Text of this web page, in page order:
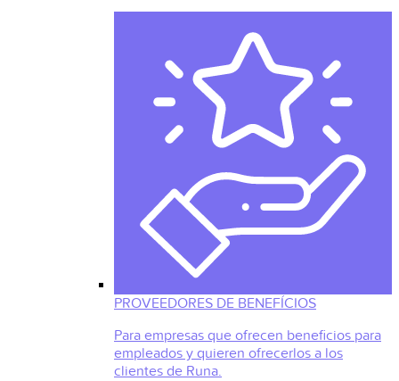
PROVEEDORES DE BENEFÍCIOS
Para empresas que ofrecen beneficios para
empleados y quieren ofrecerlos a los
clientes de Runa.